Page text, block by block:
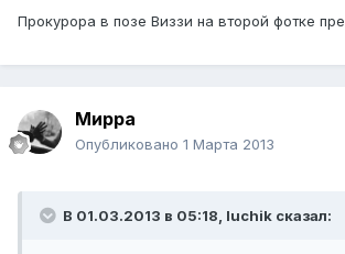
Прокурора в позе Виззи на второй фотке
Мирра
Опубликовано 1 Марта 2013
В 01.03.2013 в 05:18, luchik сказал: